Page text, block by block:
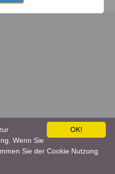
OK!
Wenn Sie
Sie der Cookie Nutzung